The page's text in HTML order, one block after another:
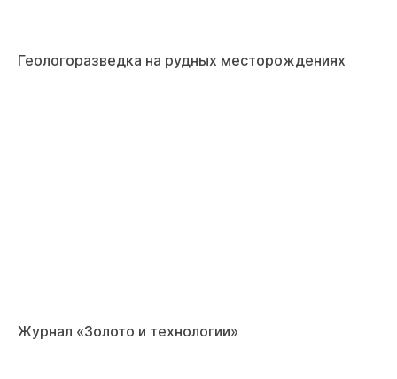
Геологоразведка на рудных месторождениях
Журнал «Золото и технологии»